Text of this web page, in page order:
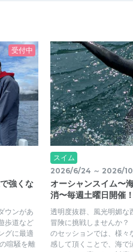
受付中
強くな
ウンがあ
歩道など
グに最適
喧騒を離
スイム
2026/6/24 ～ 2026/
オーシャンスイム〜
消〜毎週土曜日開催
透明度抜群、風光明媚な
冒険に挑戦しませんか？
のセッションでは、様々
感して頂くことで、海で